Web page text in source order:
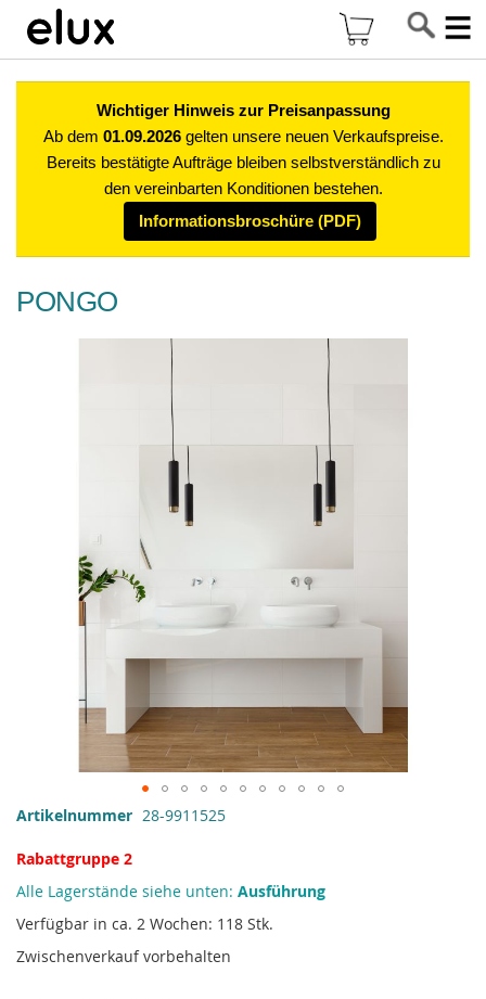
Mein
Wichtiger Hinweis zur Preisanpassung
Ab dem 01.09.2026gelten unsere neuen Verkaufspreise.
Bereits bestätigte Aufträge bleiben selbstverständlich zu
den vereinbarten Konditionen bestehen.
Informationsbroschüre (PDF)
PONGO
Zum
der
springen
Artikelnummer 28-9911525
Rabattgruppe 2
Alle Lagerstände siehe unten: Ausführung
Verfügbar in ca. 2 Wochen: 118 Stk.
Zwischenverkauf vorbehalten